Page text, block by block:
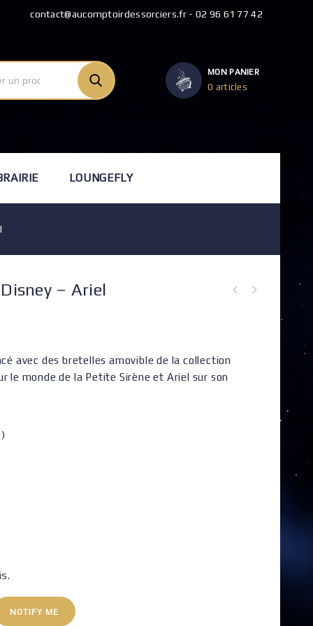
contact@aucomptoirdessorciers.fr - 02 96 61 77 42
MON PANIER
0 articles
LOUNGEFLY
– Ariel
avec des bretelles amovible de la collection
le monde de la Petite Sirène et Ariel sur son
NOTIFY ME